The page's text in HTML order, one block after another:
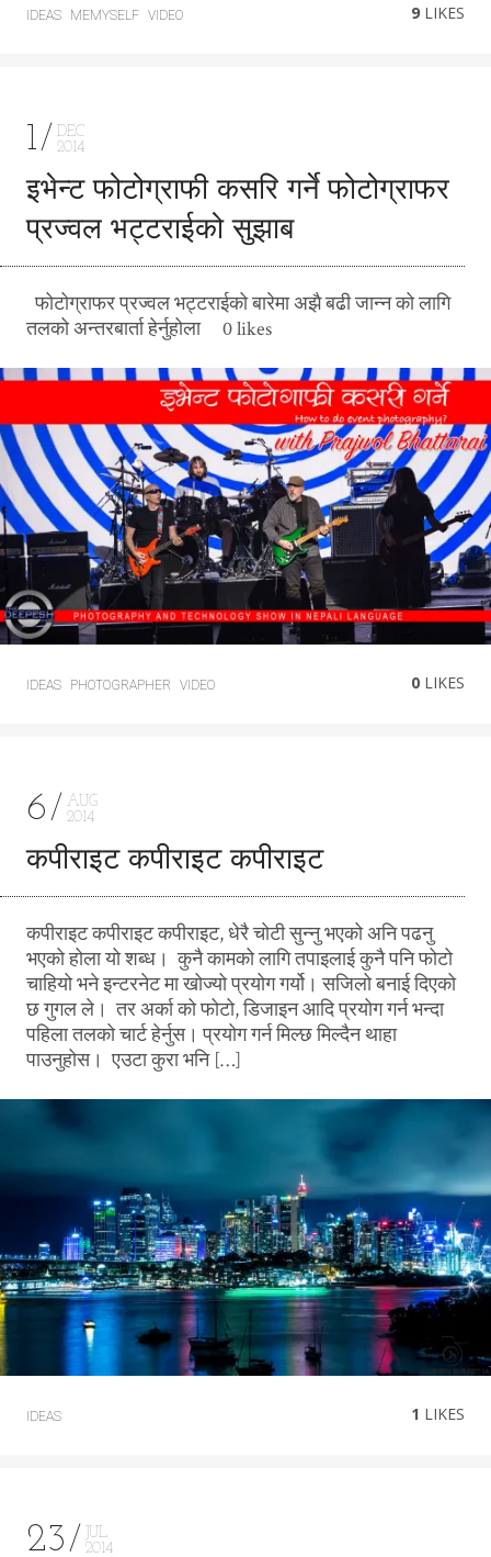
IDEAS MEMYSELF VIDEO 9 LIKES
1
DEC
2014
इभेन्ट फोटोग्राफी कसरि गर्ने फोटोग्राफर
प्रज्वल भट्टराईको सुझाब
फोटोग्राफर प्रज्वल भट्टराईको बारेमा अझै बढी जान्न को लागि
तलको अन्तरबार्ता हेर्नुहोला 0 likes
IDEAS PHOTOGRAPHER VIDEO 0 LIKES
6
AUG
2014
कपीराइट कपीराइट कपीराइट
कपीराइट कपीराइट कपीराइट, धेरै चोटी सुन्नु भएको अनि पढनु
भएको होला यो शब्ध। कुनै कामको लागि तपाइलाई कुनै पनि फोटो
चाहियो भने इन्टरनेट मा खोज्यो प्रयोग गर्यो। सजिलो बनाई दिएको
छ गुगल ले। तर अर्का को फोटो, डिजाइन आदि प्रयोग गर्न भन्दा
पहिला तलको चार्ट हेर्नुस। प्रयोग गर्न मिल्छ मिल्दैन थाहा
पाउनुहोस। एउटा कुरा भनि […]
IDEAS 1 LIKES
23
JUL
2014